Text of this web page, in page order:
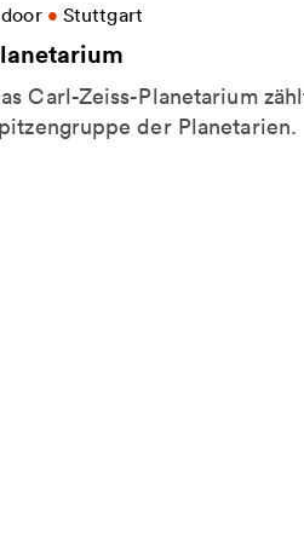
• Stuttgart
Carl-Zeiss-Planetarium
der Planetarien.
Informationen zu